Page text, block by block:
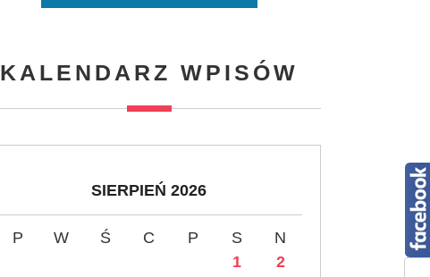
KALENDARZ WPISÓW
SIERPIEŃ 2026
P W Ś C P S
N
1
2